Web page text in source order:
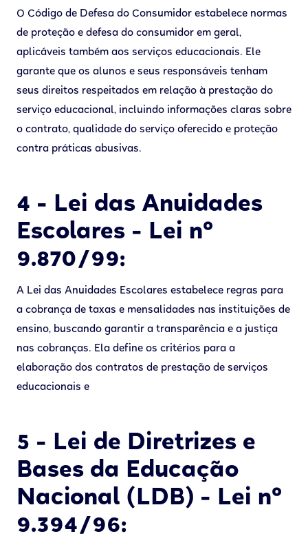
O Código de Defesa do Consumidor estabelece normas
de proteção e defesa do consumidor em geral,
aplicáveis também aos serviços educacionais. Ele
garante que os alunos e seus responsáveis tenham
seus direitos respeitados em relação à prestação do
serviço educacional, incluindo informações claras sobre
o contrato, qualidade do serviço oferecido e proteção
contra práticas abusivas.
4 - Lei das Anuidades
Escolares - Lei nº
9.870/99:
A Lei das Anuidades Escolares estabelece regras para
a cobrança de taxas e mensalidades nas instituições de
ensino, buscando garantir a transparência e a justiça
nas cobranças. Ela define os critérios para a
elaboração dos contratos de prestação de serviços
educacionais e
5 - Lei de Diretrizes e
Bases da Educação
Nacional (LDB) - Lei nº
9.394/96: